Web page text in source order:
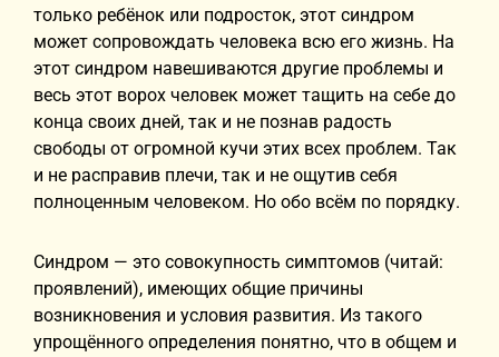
только ребёнок или подросток, этот синдром
может сопровождать человека всю его жизнь. На
этот синдром навешиваются другие проблемы и
весь этот ворох человек может тащить на себе до
конца своих дней, так и не познав радость
свободы от огромной кучи этих всех проблем. Так
и не расправив плечи, так и не ощутив себя
полноценным человеком. Но обо всём по порядку.
Синдром — это совокупность симптомов (читай:
проявлений), имеющих общие причины
возникновения и условия развития. Из такого
упрощённого определения понятно, что в общем и